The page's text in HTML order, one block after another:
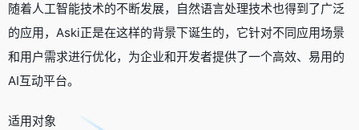
随着人工智能技术的不断发展，自然语言处理技术也得到了广泛
的应用，Aski正是在这样的背景下诞生的，它针对不同应用场景
和用户需求进行优化，为企业和开发者提供了一个高效、易用的
AI互动平台。
适用对象